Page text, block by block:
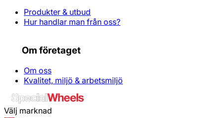
Produkter & utbud
Hur handlar man från oss?
Om företaget
Om oss
Kvalitet, miljö & arbetsmiljö
Välj marknad